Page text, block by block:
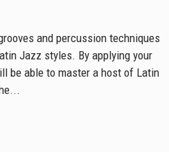
and percussion techniques
Jazz styles. By applying your
be able to master a host of Latin